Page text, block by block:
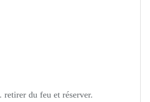
du feu et réserver.